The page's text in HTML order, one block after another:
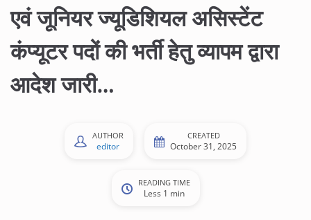
एवं जूनियर ज्यूडिशियल असिस्टेंट
कंप्यूटर पदों की भर्ती हेतु व्यापम द्वारा
आदेश जारी…
AUTHOR
editor
CREATED
October 31, 2025
READING TIME
Less 1 min